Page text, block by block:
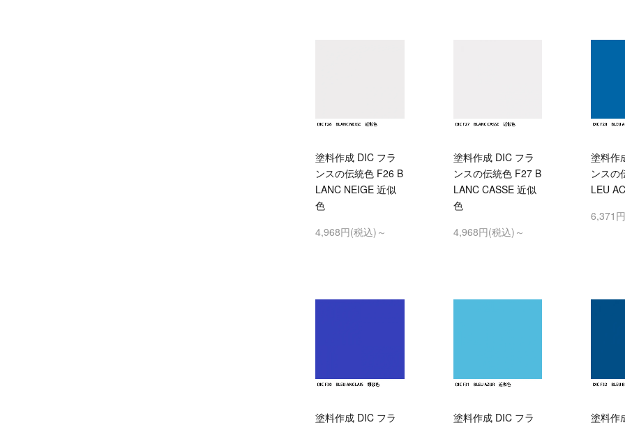
塗料作成 DIC フラ
ンスの伝統色 F26 B
LANC NEIGE 近似
色
4,968円(税込)～
塗料作成 DIC フラ
ンスの伝統色 F27 B
LANC CASSE 近似
色
4,968円(税込)～
塗料作
ンスの
LEU
6,371
塗料作成 DIC フラ 塗料作成 DIC フラ 塗料作